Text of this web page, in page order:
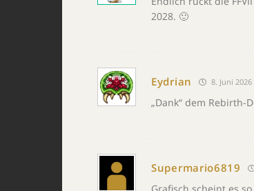
2028. 🙂
Eydrian 8. Juni 2026
„Dank“ dem Rebirth-
Supermario6819